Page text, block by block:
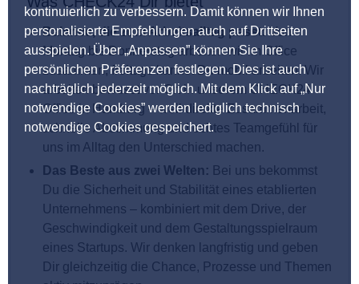
kontinuierlich zu verbessern. Damit können wir Ihnen
personalisierte Empfehlungen auch auf Drittseiten
ausspielen. Über „Anpassen” können Sie Ihre
persönlichen Präferenzen festlegen. Dies ist auch
nachträglich jederzeit möglich. Mit dem Klick auf „Nur
notwendige Cookies” werden lediglich technisch
notwendige Cookies gespeichert.
Balance, die zum Arbeitsalltag passt:Von
Montag bis Donnerstag arbeiten wir im Office
zusammen, freitags kannst Du mobil arbeiten. Wir
arbeiten bewusst vor Ort in unserem CHECK24
Office in Hamburg – weil direkte Zusammenarbeit,
schnelle Abstimmung und echtes Teamgefühl für
uns im Alltag den Unterschied machen.
Das Beste aus zwei Welten: Bei uns bekommst
Du die Sicherheit und Stabilität eines etablierten
Unternehmens – kombiniert mit dem Drive, der
Geschwindigkeit und dem Gestaltungsspielraum
eines Startups. Wir denken langfristig und geben
Dir gleichzeitig die Chance, Prozesse und Themen